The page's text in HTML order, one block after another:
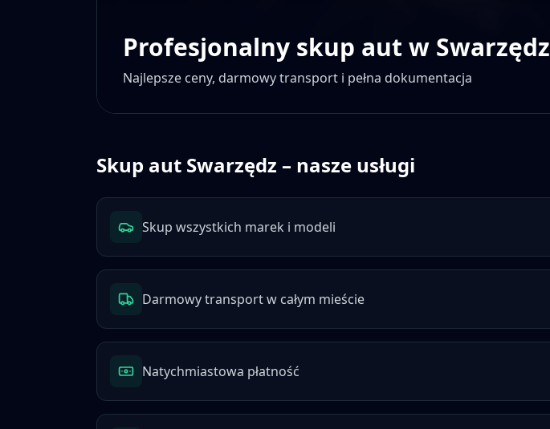
Profesjonalny skup aut w Swarzędz
Najlepsze ceny, darmowy transport i pełna dokumentacja
Skup aut Swarzędz – nasze usługi
Skup wszystkich marek i modeli
Darmowy transport w całym mieście
Natychmiastowa płatność